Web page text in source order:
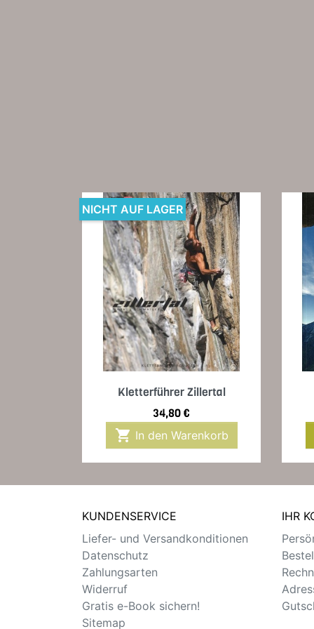
Vorschau
Kletterführer Zillertal
Preis
34,80 €
 In den Warenkorb
NICHT AUF LAGER
KUNDENSERVICE
Liefer- und Versandkonditionen
Datenschutz
Zahlungsarten
Widerruf
Gratis e-Book sichern!
Sitemap
IHR